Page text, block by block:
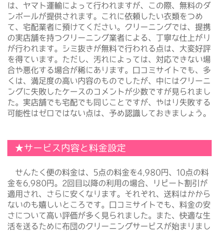
は、ヤマト運輸によって行われますが、この際、無料のダ
ンボールが提供されます。これに依頼したい衣類をつめ
て、宅配業者に預けてください。クリーニングでは、提携
の実店舗を持つクリーニング業者による、丁寧な仕上がり
が行われます。シミ抜きが無料で行われる点は、大変好評
を得ています。ただし、汚れによっては、対応できない場
合や悪化する場合が稀にあります。口コミサイトでも、多
くは、満足度の高い内容のものでしたが、中にはクリーニ
ングに失敗したケースのコメントが少数ですが見られまし
た。実店舗でも宅配でも同じことですが、やはり失敗する
可能性はゼロではない点は、予め認識しておきましょう。
★サービス内容と料金設定
せんたく便の料金は、5点の料金を4,980円、10点の料
金を6,980円。2回目以降の利用の場合、リピート割引が
適用され、さらに安くなります。それぞれ、送料はかから
ないのも嬉しいところです。口コミサイトでも、料金の安
さについて高い評価が多く見られました。また、快適な生
活を送るために布団のクリーニングサービスが始まりまし